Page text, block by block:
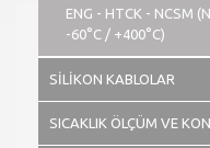
ENG - HTCK - NCSM
-60°C / +400°C)
SİLİKON KABLOLAR
SICAKLIK ÖLÇÜM VE